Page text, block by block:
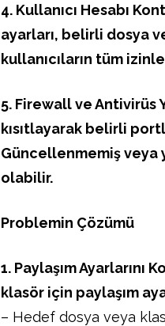
4. Kullanıcı Hesabı
ayarları, belirli dosya
kullanıcıların tüm
5. Firewall ve Antivirüs
kısıtlayarak belirli
Güncellenmemiş veya
olabilir.
Problemin Çözümü
1. Paylaşım
klasör için paylaşım
– Hedef dosya veya